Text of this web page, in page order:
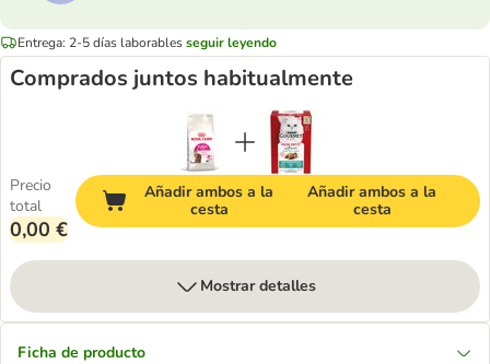
Entrega: 2-5 días laborablesseguir leyendo
Comprados juntos habitualmente
Precio
total
0,00 €
Añadir ambos a la
cesta
Añadir ambos a la
cesta
Mostrar detalles
Ficha de producto